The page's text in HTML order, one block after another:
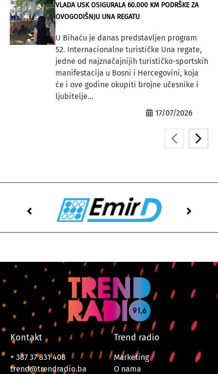
VLADA USK OSIGURALA 60.000 KM PODRŠKE ZA
OVOGODIŠNJU UNA REGATU
U Bihaću je danas predstavljen program
52. Internacionalne turističke Una regate,
jedne od najznačajnijih turističko-sportskih
manifestacija u Bosni i Hercegovini, koja
će i ove godine okupiti brojne učesnike i
ljubitelje...
17/07/2026
Kontakt
+ 387 37 831 408
trend@trendradio.ba
Trend radio
Marketing
O nama